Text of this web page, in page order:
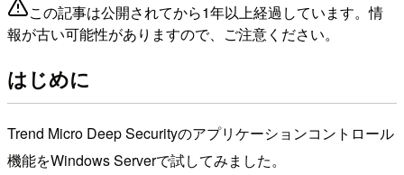
この記事は公開されてから1年以上経過しています。情
報が古い可能性がありますので、ご注意ください。
はじめに
Trend Micro Deep Securityのアプリケーションコントロール
機能をWindows Serverで試してみました。